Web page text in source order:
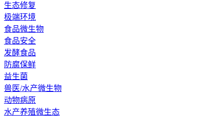
生态修复
极端环境
食品微生物
食品安全
发酵食品
防腐保鲜
益生菌
兽医/水产微生物
动物病原
水产养殖微生态